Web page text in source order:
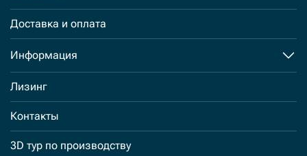
Доставка и оплата
Информация
Лизинг
Контакты
3D тур по производству